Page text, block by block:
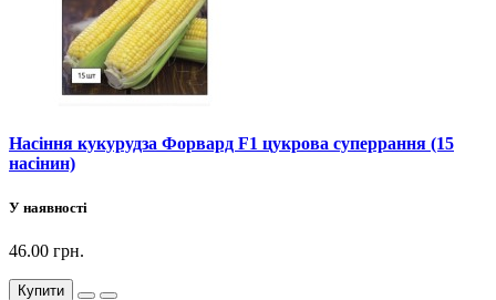
Насіння кукурудза Форвард F1 цукрова суперрання (15
насінин)
У наявності
46.00 грн.
Купити